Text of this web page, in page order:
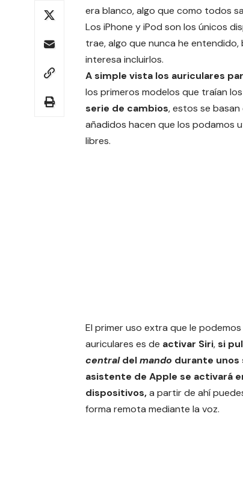
era blanco, algo que como todos
Los iPhone y iPod son los únicos
trae, algo que nunca he
interesa incluirlos.
A simple vista los auriculares
los primeros modelos que traían
serie de cambios, estos se basan
añadidos hacen que los podamos
libres.
El primer uso extra que le
auriculares es de activar Siri,si
centraldelmando durante unos
asistente de Apple se activará
dispositivos,a partir de ahí
forma remota mediante la voz.